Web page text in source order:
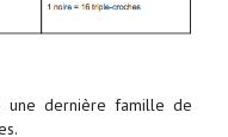
une dernière famille de